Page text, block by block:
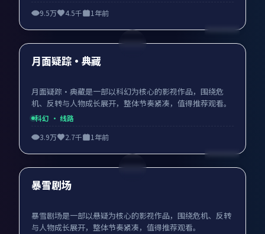
9.5万
4.5千 1年前
最新
月面疑踪·典藏
月面疑踪·典藏是一部以科幻为核心的影视作品，围绕危
机、反转与人物成长展开，整体节奏紧凑，值得推荐观看。
科幻 · 线路
3.9万
2.7千 1年前
最新
暴雪剧场
暴雪剧场是一部以悬疑为核心的影视作品，围绕危机、反转
与人物成长展开，整体节奏紧凑，值得推荐观看。